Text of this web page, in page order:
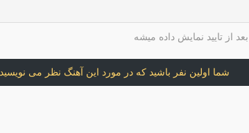
از تایید نمایش داده میشه
شما اولین نفر باشید که در مورد این آهنگ نظر می نویسید